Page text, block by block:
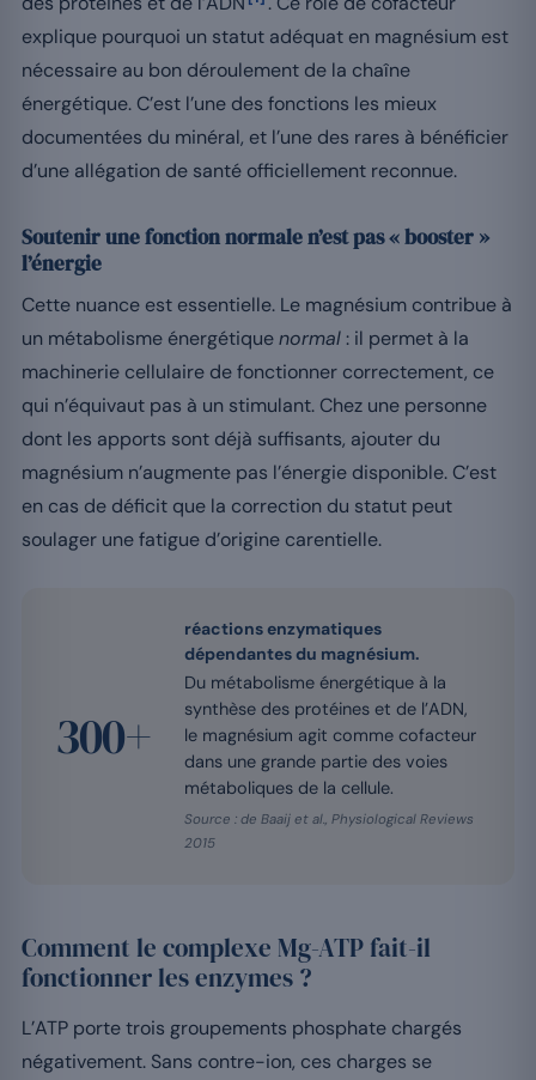
explique pourquoi un statut adéquat en magnésium est
nécessaire au bon déroulement de la chaîne
énergétique. C’est l’une des fonctions les mieux
documentées du minéral, et l’une des rares à bénéficier
d’une allégation de santé officiellement reconnue.
Soutenir une fonction normale n’est pas « booster »
l’énergie
Cette nuance est essentielle. Le magnésium contribue à
un métabolisme énergétiquenormal : il permet à la
machinerie cellulaire de fonctionner correctement, ce
qui n’équivaut pas à un stimulant. Chez une personne
dont les apports sont déjà suffisants, ajouter du
magnésium n’augmente pas l’énergie disponible. C’est
en cas de déficit que la correction du statut peut
soulager une fatigue d’origine carentielle.
300+
réactions enzymatiques
dépendantes du magnésium.
Du métabolisme énergétique à la
synthèse des protéines et de l’ADN,
le magnésium agit comme cofacteur
dans une grande partie des voies
métaboliques de la cellule.
Source : de Baaij et al., Physiological Reviews
2015
Comment le complexe Mg-ATP fait-il
fonctionner les enzymes ?
L’ATP porte trois groupements phosphate chargés
négativement. Sans contre-ion, ces charges se